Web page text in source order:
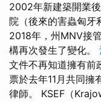
2002年新建築開業
院（後來的害蟲匈牙
2018年，州MNV接
構再次發生了變化。
文件不再知道擁有前
票於去年11月共同擁
律師。 KSEF（